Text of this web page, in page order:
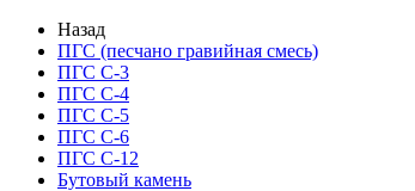
Назад
ПГС (песчано гравийная смесь)
ПГС С-3
ПГС С-4
ПГС С-5
ПГС С-6
ПГС С-12
Бутовый камень